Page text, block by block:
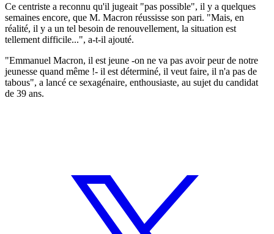
Ce centriste a reconnu qu'il jugeait "pas possible", il y a quelques
semaines encore, que M. Macron réussisse son pari. "Mais, en
réalité, il y a un tel besoin de renouvellement, la situation est
tellement difficile...", a-t-il ajouté.
"Emmanuel Macron, il est jeune -on ne va pas avoir peur de notre
jeunesse quand même !- il est déterminé, il veut faire, il n'a pas de
tabous", a lancé ce sexagénaire, enthousiaste, au sujet du candidat
de 39 ans.